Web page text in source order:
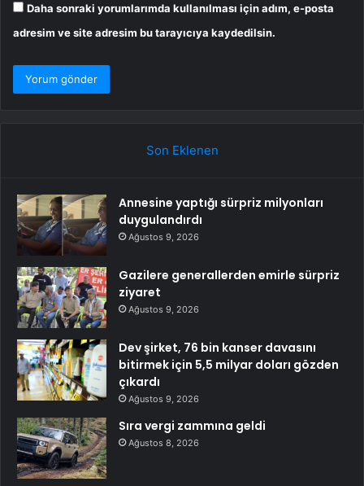
Daha sonraki yorumlarımda kullanılması için adım, e-posta
adresim ve site adresim bu tarayıcıya kaydedilsin.
Son Eklenen
Annesine yaptığı sürpriz milyonları
duygulandırdı
Ağustos 9, 2026
Gazilere generallerden emirle sürpriz
ziyaret
Ağustos 9, 2026
Dev şirket, 76 bin kanser davasını
bitirmek için 5,5 milyar doları gözden
çıkardı
Ağustos 9, 2026
Sıra vergi zammına geldi
Ağustos 8, 2026